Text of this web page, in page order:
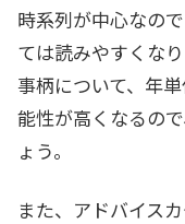
時系列が中心なの
ては読みやすくな
事柄について、年
能性が高くなるの
ょう。
また、アドバイス